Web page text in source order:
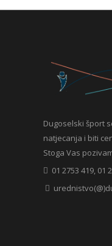
Dugoselski šport
natjecanja i biti
Stoga Vas
01 2753 419, 01